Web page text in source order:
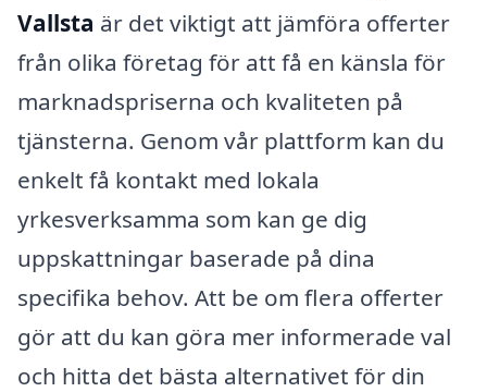
Vallsta är det viktigt att jämföra offerter
från olika företag för att få en känsla för
marknadspriserna och kvaliteten på
tjänsterna. Genom vår plattform kan du
enkelt få kontakt med lokala
yrkesverksamma som kan ge dig
uppskattningar baserade på dina
specifika behov. Att be om flera offerter
gör att du kan göra mer informerade val
och hitta det bästa alternativet för din